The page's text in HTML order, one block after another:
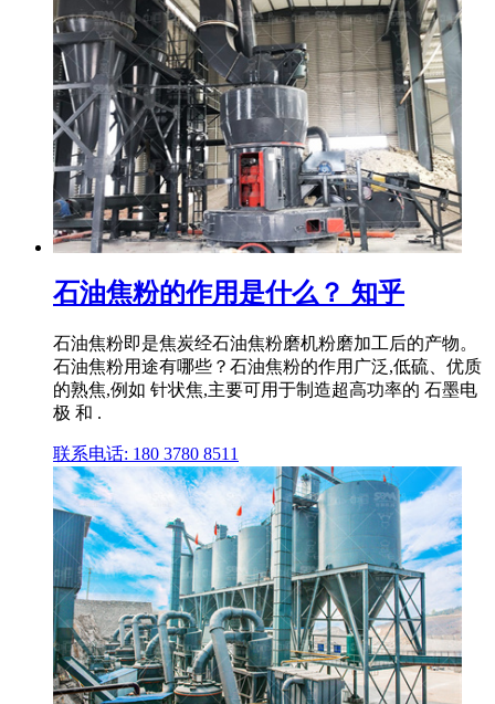
石油焦粉的作用是什么？ 知乎
石油焦粉即是焦炭经石油焦粉磨机粉磨加工后的产物。
石油焦粉用途有哪些？石油焦粉的作用广泛,低硫、优质
的熟焦,例如 针状焦,主要可用于制造超高功率的 石墨电
极 和 .
联系电话: 180 3780 8511